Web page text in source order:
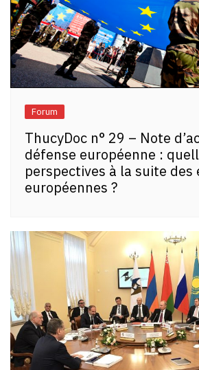
Forum
ThucyDoc n° 29 – Note
défense européenne :
perspectives à la suite des
européennes ?